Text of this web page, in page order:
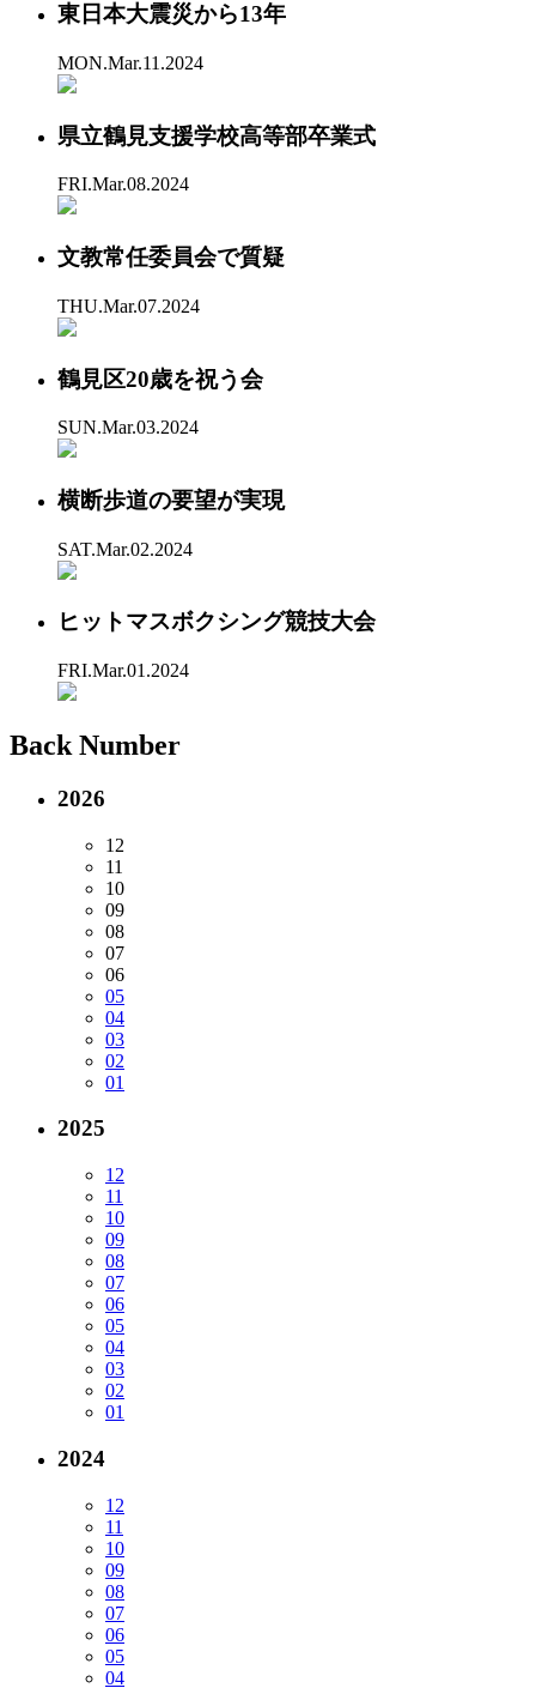
東日本大震災から13年
MON.Mar.11.2024
県立鶴見支援学校高等部卒業式
FRI.Mar.08.2024
文教常任委員会で質疑
THU.Mar.07.2024
鶴見区20歳を祝う会
SUN.Mar.03.2024
横断歩道の要望が実現
SAT.Mar.02.2024
ヒットマスボクシング競技大会
FRI.Mar.01.2024
Back Number
2026
12
11
10
09
08
07
06
05
04
03
02
01
2025
12
11
10
09
08
07
06
05
04
03
02
01
2024
12
11
10
09
08
07
06
05
04